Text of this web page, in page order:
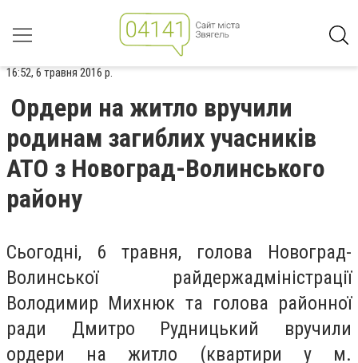
16:52, 6 травня 2016 р.
Ордери на житло вручили
родинам загиблих учасників
АТО з Новоград-Волинського
району
Сьогодні, 6 травня, голова Новоград-
Волинської райдержадміністрації
Володимир Михнюк та голова районної
ради Дмитро Рудницький вручили
ордери на житло (квартири у м.